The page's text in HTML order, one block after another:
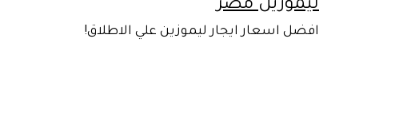
ليموزين مصر
افضل اسعار ايجار ليموزين علي الاطلاق!